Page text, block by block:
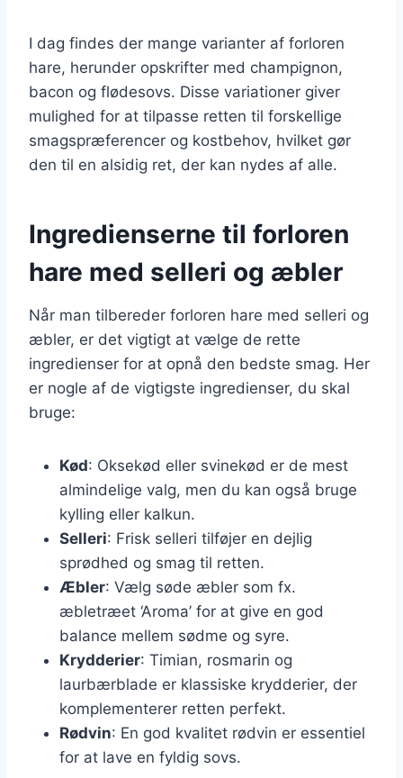
I dag findes der mange varianter af forloren
hare, herunder opskrifter med champignon,
bacon og flødesovs. Disse variationer giver
mulighed for at tilpasse retten til forskellige
smagspræferencer og kostbehov, hvilket gør
den til en alsidig ret, der kan nydes af alle.
Ingredienserne til forloren
hare med selleri og æbler
Når man tilbereder forloren hare med selleri og
æbler, er det vigtigt at vælge de rette
ingredienser for at opnå den bedste smag. Her
er nogle af de vigtigste ingredienser, du skal
bruge:
Kød: Oksekød eller svinekød er de mest
almindelige valg, men du kan også bruge
kylling eller kalkun.
Selleri: Frisk selleri tilføjer en dejlig
sprødhed og smag til retten.
Æbler: Vælg søde æbler som fx.
æbletræet ‘Aroma’ for at give en god
balance mellem sødme og syre.
Krydderier: Timian, rosmarin og
laurbærblade er klassiske krydderier, der
komplementerer retten perfekt.
Rødvin: En god kvalitet rødvin er essentiel
for at lave en fyldig sovs.